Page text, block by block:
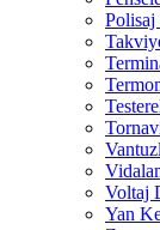
Polisaj
Voltaj
Yan